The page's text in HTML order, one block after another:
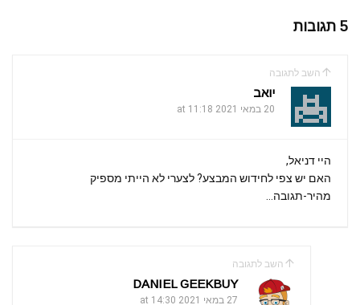
ce
b
o
o
k
p
5 תגובות
השב לתגובה
יואב
20 במאי 2021 at 11:18
היי דניאל,
האם יש צפי לחידוש המבצע? לצערי לא הייתי מספיק
מהיר-תגובה…
השב לתגובה
DANIEL GEEKBUY
27 במאי 2021 at 14:30